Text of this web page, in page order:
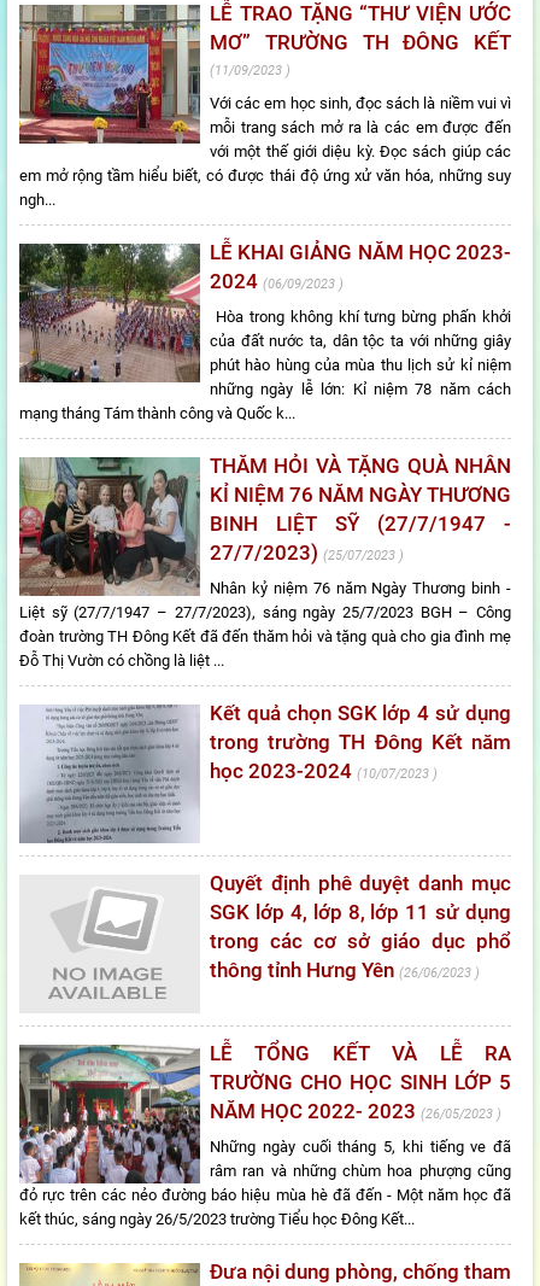
LỄ TRAO TẶNG “THƯ VIỆN ƯỚC
MƠ” TRƯỜNG TH ĐÔNG KẾT
11/09/2023
Với các em học sinh, đọc sách là niềm vui vì
mỗi trang sách mở ra là các em được đến
với một thế giới diệu kỳ. Đọc sách giúp các
em mở rộng tầm hiểu biết, có được thái độ ứng xử văn hóa, những suy
ngh...
LỄ KHAI GIẢNG NĂM HỌC 2023-
2024
06/09/2023
Hòa trong không khí tưng bừng phấn khởi
của đất nước ta, dân tộc ta với những giây
phút hào hùng của mùa thu lịch sử kỉ niệm
những ngày lễ lớn: Kỉ niệm 78 năm cách
mạng tháng Tám thành công và Quốc k...
THĂM HỎI VÀ TẶNG QUÀ NHÂN
KỈ NIỆM 76 NĂM NGÀY THƯƠNG
BINH LIỆT SỸ (27/7/1947 -
27/7/2023)
25/07/2023
Nhân kỷ niệm 76 năm Ngày Thương binh -
Liệt sỹ (27/7/1947 – 27/7/2023), sáng ngày 25/7/2023 BGH – Công
đoàn trường TH Đông Kết đã đến thăm hỏi và tặng quà cho gia đình mẹ
Đỗ Thị Vườn có chồng là liệt ...
Kết quả chọn SGK lớp 4 sử dụng
trong trường TH Đông Kết năm
học 2023-2024
10/07/2023
Quyết định phê duyệt danh mục
SGK lớp 4, lớp 8, lớp 11 sử dụng
trong các cơ sở giáo dục phổ
thông tỉnh Hưng Yên
26/06/2023
LỄ TỔNG KẾT VÀ LỄ RA
TRƯỜNG CHO HỌC SINH LỚP 5
NĂM HỌC 2022- 2023
26/05/2023
Những ngày cuối tháng 5, khi tiếng ve đã
râm ran và những chùm hoa phượng cũng
đỏ rực trên các nẻo đường báo hiệu mùa hè đã đến - Một năm học đã
kết thúc, sáng ngày 26/5/2023 tr­ường Tiểu học Đông Kết...
Đưa nội dung phòng, chống tham